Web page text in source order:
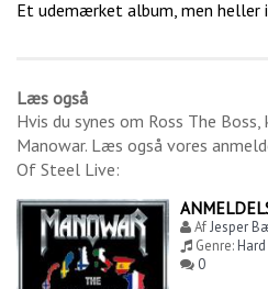
Et udemærket album, men heller
Læs også
Hvis du synes om Ross The Boss,
Manowar. Læs også vores
Of Steel Live:
AfJesper
Genre:
0